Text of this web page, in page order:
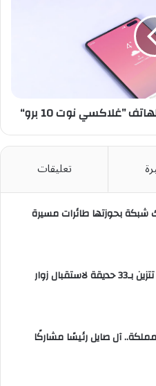
”غلاكسي نوت 10 برو“
تعليقات
شبكة بحوزتها طائرات مسيرة
دومة الجندل تتزين بـ33 حديقة لاستقبال زوار
آل صايل رئيسًا مشاركًا